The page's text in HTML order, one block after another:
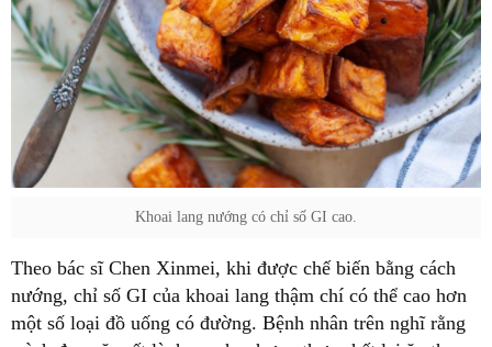
Khoai lang nướng có chỉ số GI cao.
Theo bác sĩ Chen Xinmei, khi được chế biến bằng cách
nướng, chỉ số GI của khoai lang thậm chí có thể cao hơn
một số loại đồ uống có đường. Bệnh nhân trên nghĩ rằng